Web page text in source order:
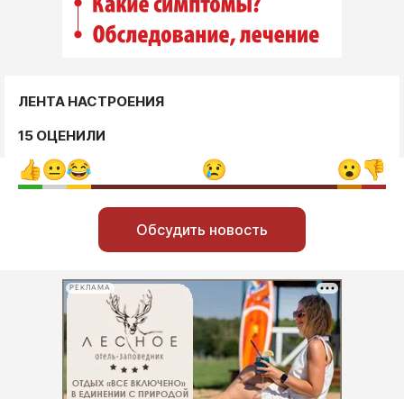
ЛЕНТА НАСТРОЕНИЯ
15 ОЦЕНИЛИ
Обсудить новость
РЕКЛАМА